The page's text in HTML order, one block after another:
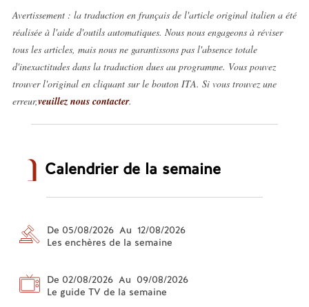
Avertissement : la traduction en français de l'article original italien a été
réalisée à l'aide d'outils automatiques. Nous nous engageons à réviser
tous les articles, mais nous ne garantissons pas l'absence totale
d'inexactitudes dans la traduction dues au programme. Vous pouvez
trouver l'original en cliquant sur le bouton ITA. Si vous trouvez une
erreur,veuillez nous contacter.
Calendrier de la semaine
De 05/08/2026 Au 12/08/2026
Les enchères de la semaine
De 02/08/2026 Au 09/08/2026
Le guide TV de la semaine